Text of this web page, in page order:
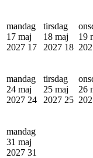
mandag
17 maj
2027 17
tirsdag
18 maj
2027 18
19
mandag
24 maj
2027 24
tirsdag
25 maj
2027 25
26
mandag
31 maj
2027 31